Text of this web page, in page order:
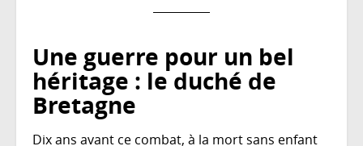
Une guerre pour un bel
héritage : le duché de
Bretagne
Dix ans avant ce combat, à la mort sans enfant